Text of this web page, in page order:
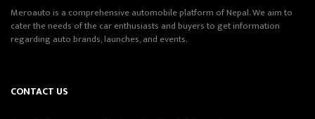
Meroauto is a comprehensive automobile platform of Nepal. We aim to
cater the needs of the car enthusiasts and buyers to get information
regarding auto brands, launches, and events.
CONTACT US